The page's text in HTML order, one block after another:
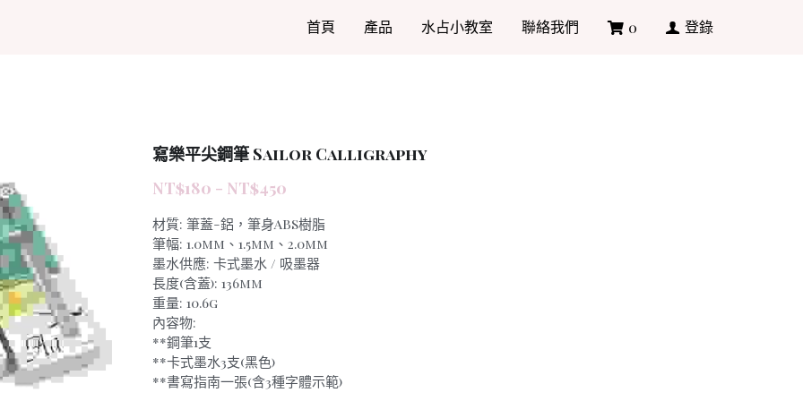
首頁 產品 水占小教室 聯絡我們 0 登錄
寫樂平尖鋼筆 Sailor Calligraphy
NT$180 - NT$450
材質: 筆蓋-鋁，筆身ABS樹脂
筆幅: 1.0mm、1.5mm、2.0mm
墨水供應: 卡式墨水 / 吸墨器
長度(含蓋): 136mm
重量: 10.6g
內容物:
**鋼筆1支
**卡式墨水3支(黑色)
**書寫指南一張(含3種字體示範)